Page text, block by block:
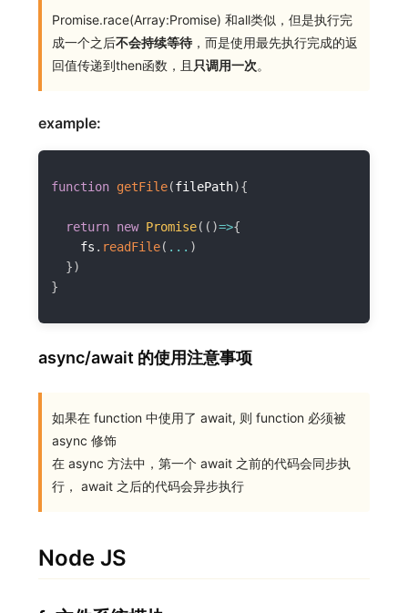
Promise.race(Array:Promise) 和all类似，但是执行完
成一个之后不会持续等待，而是使用最先执行完成的返
回值传递到then函数，且 只调用一次。
example:
function getFile(filePath){
return new Promise( ( )=>{
    fs
. readFile( ... )
})
}
async/await 的使用注意事项
如果在 function 中使用了 await, 则 function 必须被
async 修饰
在 async 方法中，第一个 await 之前的代码会同步执
行， await 之后的代码会异步执行
Node JS